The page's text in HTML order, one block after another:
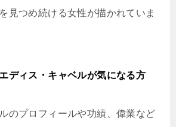
見つめ続ける女性が描かれていま
エディス・キャベルが気になる方
のプロフィールや功績、偉業など